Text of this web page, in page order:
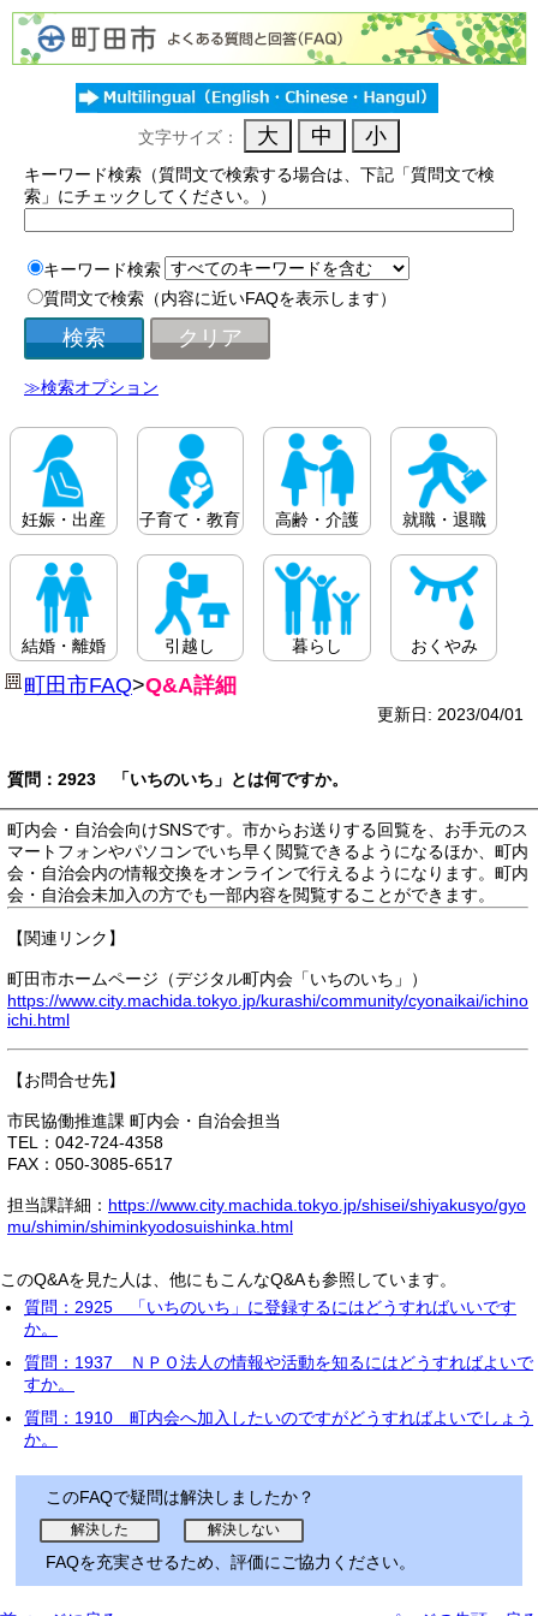
文字サイズ：
キーワード検索（質問文で検索する場合は、下記「質問文で検
索」にチェックしてください。）
キーワード検索
質問文で検索（内容に近いFAQを表示します）
≫検索オプション
妊娠・出産 子育て・教育 高齢・介護 就職・退職
結婚・離婚 引越し 暮らし おくやみ
町田市FAQ>Q&A詳細
更新日: 2023/04/01
質問：2923 「いちのいち」とは何ですか。
町内会・自治会向けSNSです。市からお送りする回覧を、お手元のス
マートフォンやパソコンでいち早く閲覧できるようになるほか、町内
会・自治会内の情報交換をオンラインで行えるようになります。町内
会・自治会未加入の方でも一部内容を閲覧することができます。
【関連リンク】
町田市ホームページ（デジタル町内会「いちのいち」）
https://www.city.machida.tokyo.jp/kurashi/community/cyonaikai/ichino
ichi.html
【お問合せ先】
市民協働推進課 町内会・自治会担当
TEL：042-724-4358
FAX：050-3085-6517
担当課詳細： https://www.city.machida.tokyo.jp/shisei/shiyakusyo/gyo
mu/shimin/shiminkyodosuishinka.html
このQ&Aを見た人は、他にもこんなQ&Aも参照しています。
質問：2925 「いちのいち」に登録するにはどうすればいいです
か。
質問：1937 ＮＰＯ法人の情報や活動を知るにはどうすればよいで
すか。
質問：1910 町内会へ加入したいのですがどうすればよいでしょう
か。
このFAQで疑問は解決しましたか？
FAQを充実させるため、評価にご協力ください。